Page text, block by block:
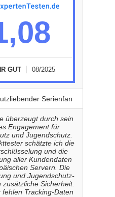
GUT 08/2025
Serienfan
überzeugt durch sein
Engagement für
und Jugendschutz.
schätzte ich die
und die
aller Kundendaten
Servern. Die
und Jugendschutz-
zusätzliche Sicherheit.
fehlen Tracking-Daten